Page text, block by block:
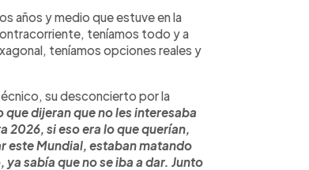
años y medio que estuve en la
teníamos todo y a
teníamos opciones reales y
su desconcierto por la
que dijeran que no les interesaba
2026, si eso era lo que querían,
este Mundial, estaban matando
sabía que no se iba a dar. Junto